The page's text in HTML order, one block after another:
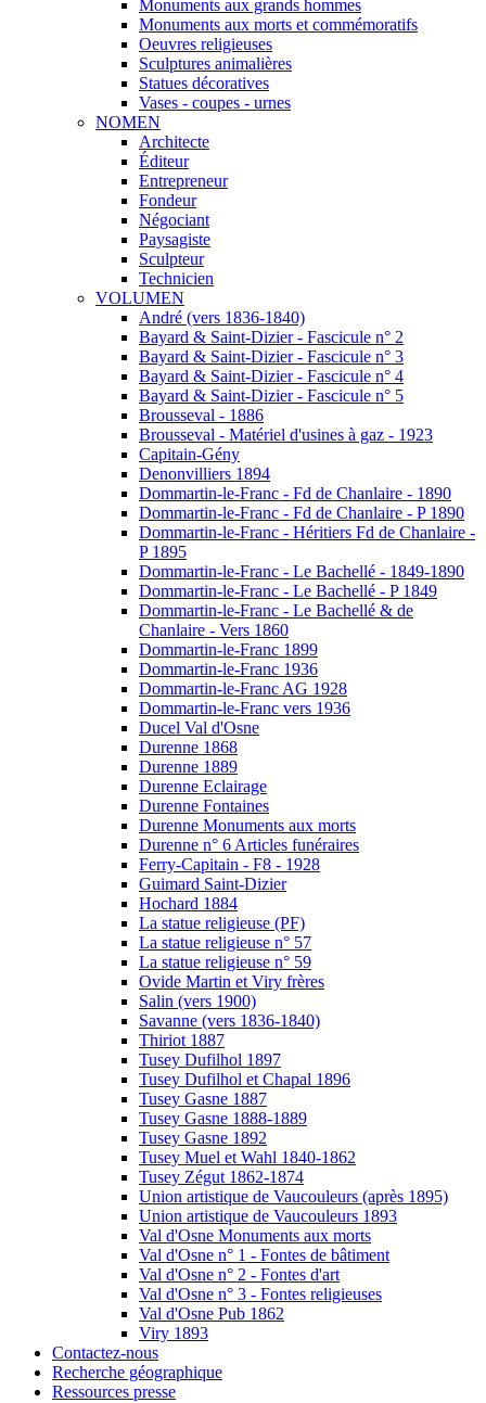
Monuments aux grands hommes
Monuments aux morts et commémoratifs
Oeuvres religieuses
Sculptures animalières
Statues décoratives
Vases - coupes - urnes
NOMEN
Architecte
Éditeur
Entrepreneur
Fondeur
Négociant
Paysagiste
Sculpteur
Technicien
VOLUMEN
André (vers 1836-1840)
Bayard & Saint-Dizier - Fascicule n° 2
Bayard & Saint-Dizier - Fascicule n° 3
Bayard & Saint-Dizier - Fascicule n° 4
Bayard & Saint-Dizier - Fascicule n° 5
Brousseval - 1886
Brousseval - Matériel d'usines à gaz - 1923
Capitain-Gény
Denonvilliers 1894
Dommartin-le-Franc - Fd de Chanlaire - 1890
Dommartin-le-Franc - Fd de Chanlaire - P 1890
Dommartin-le-Franc - Héritiers Fd de Chanlaire -
P 1895
Dommartin-le-Franc - Le Bachellé - 1849-1890
Dommartin-le-Franc - Le Bachellé - P 1849
Dommartin-le-Franc - Le Bachellé & de
Chanlaire - Vers 1860
Dommartin-le-Franc 1899
Dommartin-le-Franc 1936
Dommartin-le-Franc AG 1928
Dommartin-le-Franc vers 1936
Ducel Val d'Osne
Durenne 1868
Durenne 1889
Durenne Eclairage
Durenne Fontaines
Durenne Monuments aux morts
Durenne n° 6 Articles funéraires
Ferry-Capitain - F8 - 1928
Guimard Saint-Dizier
Hochard 1884
La statue religieuse (PF)
La statue religieuse n° 57
La statue religieuse n° 59
Ovide Martin et Viry frères
Salin (vers 1900)
Savanne (vers 1836-1840)
Thiriot 1887
Tusey Dufilhol 1897
Tusey Dufilhol et Chapal 1896
Tusey Gasne 1887
Tusey Gasne 1888-1889
Tusey Gasne 1892
Tusey Muel et Wahl 1840-1862
Tusey Zégut 1862-1874
Union artistique de Vaucouleurs (après 1895)
Union artistique de Vaucouleurs 1893
Val d'Osne Monuments aux morts
Val d'Osne n° 1 - Fontes de bâtiment
Val d'Osne n° 2 - Fontes d'art
Val d'Osne n° 3 - Fontes religieuses
Val d'Osne Pub 1862
Viry 1893
Contactez-nous
Recherche géographique
Ressources presse